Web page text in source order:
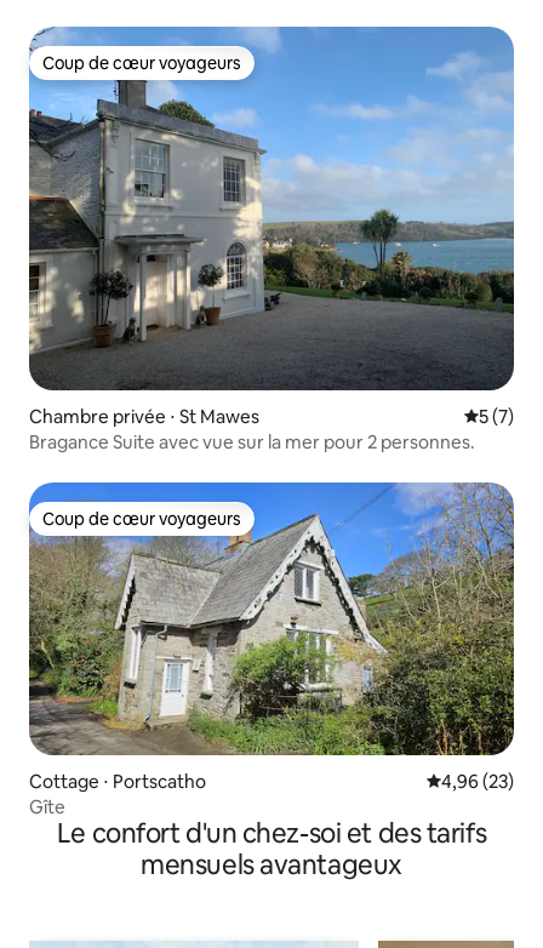
Coup de cœur voyageurs
Coup de cœur voyageurs
Chambre privée ⋅ St Mawes
5 (7)
Bragance Suite avec vue sur la mer pour 2 personnes.
Coup de cœur voyageurs
Coup de cœur voyageurs
Cottage ⋅ Portscatho Évaluation
4,96 (23)
Gîte
Le confort d'un chez-soi et des tarifs
mensuels avantageux